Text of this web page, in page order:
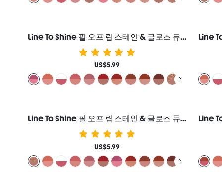
Line To Shine 필 오프 립 스테인 & 글로스 듀오-311 Berry Milkshake 2-In-1 지속력 콤보 리퀴드 립스틱 립 라이너 여성과 소녀를 위한 브랜드 뷰티 코스메틱 메이크업
US$5.99
Line To Shine 필 오프 립 스테인 & 글로스 듀오-514 Brown Butter 2-In-1 지속력 콤보 리퀴드 립스틱 립 라이너 여성과 소녀를 위한 브랜드 뷰티 코스메틱 메이크업
US$5.99